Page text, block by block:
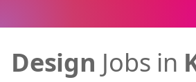
Design Jobs in